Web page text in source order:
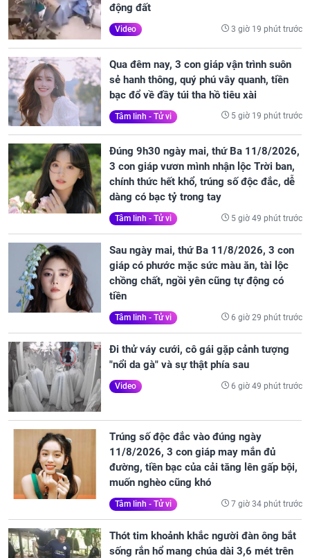
động đất
Video 3 giờ 19 phút trước
Qua đêm nay, 3 con giáp vận trình suôn
sẻ hanh thông, quý phú vây quanh, tiền
bạc đổ về đầy túi tha hồ tiêu xài
Tâm linh - Tử vi 5 giờ 19 phút trước
Đúng 9h30 ngày mai, thứ Ba 11/8/2026,
3 con giáp vươn mình nhận lộc Trời ban,
chính thức hết khổ, trúng số độc đắc, dễ
dàng có bạc tỷ trong tay
Tâm linh - Tử vi 5 giờ 49 phút trước
Sau ngày mai, thứ Ba 11/8/2026, 3 con
giáp có phước mặc sức màu ăn, tài lộc
chồng chất, ngồi yên cũng tự động có
tiền
Tâm linh - Tử vi 6 giờ 29 phút trước
Đi thử váy cưới, cô gái gặp cảnh tượng
"nổi da gà" và sự thật phía sau
Video 6 giờ 49 phút trước
Trúng số độc đắc vào đúng ngày
11/8/2026, 3 con giáp may mắn đủ
đường, tiền bạc của cải tăng lên gấp bội,
muốn nghèo cũng khó
Tâm linh - Tử vi 7 giờ 34 phút trước
Thót tim khoảnh khắc người đàn ông bắt
sống rắn hổ mang chúa dài 3,6 mét trên